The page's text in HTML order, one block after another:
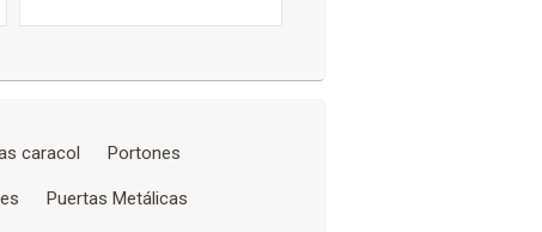
caracol Portones
Puertas Metálicas